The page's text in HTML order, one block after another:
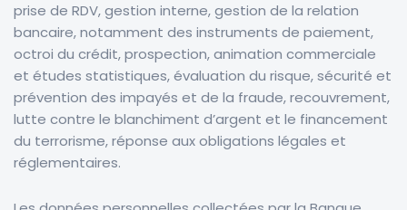
prise de RDV, gestion interne, gestion de la relation
bancaire, notamment des instruments de paiement,
octroi du crédit, prospection, animation commerciale
et études statistiques, évaluation du risque, sécurité et
prévention des impayés et de la fraude, recouvrement,
lutte contre le blanchiment d’argent et le financement
du terrorisme, réponse aux obligations légales et
réglementaires.